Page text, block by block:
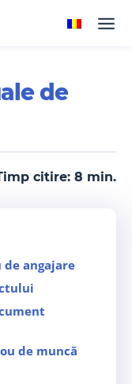
de
citire: 8 min.
angajare
de muncă